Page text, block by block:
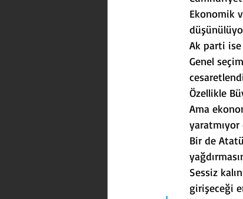
Ekonomik
Ak parti
Genel
Özellikle
Ama
Bir de
Sessiz
girişeceği